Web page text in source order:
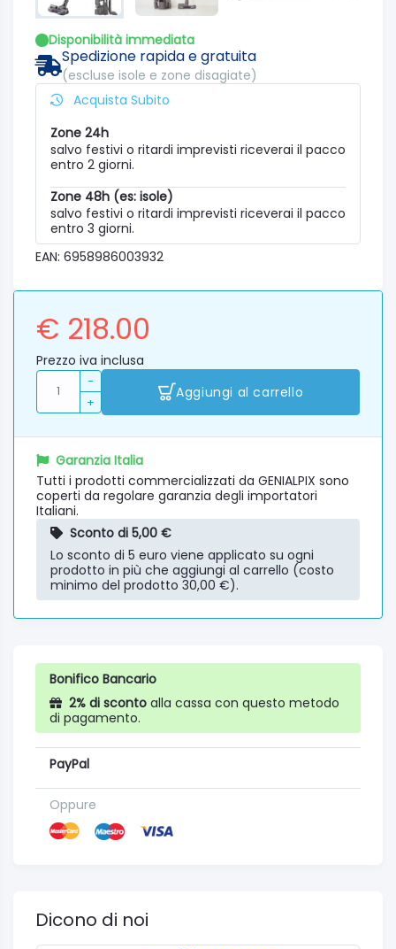
Disponibilità immediata
Spedizione rapida e gratuita
(escluse isole e zone disagiate)
Acquista Subito
Zone 24h
salvo festivi o ritardi imprevisti riceverai il pacco
entro 2 giorni.
Zone 48h (es: isole)
salvo festivi o ritardi imprevisti riceverai il pacco
entro 3 giorni.
EAN: 6958986003932
€ 218.00
Prezzo iva inclusa
-
+
Aggiungi al carrello
Garanzia Italia
Tutti i prodotti commercializzati da GENIALPIX sono
coperti da regolare garanzia degli importatori
Italiani.
Sconto di 5,00 €
Lo sconto di 5 euro viene applicato su ogni
prodotto in più che aggiungi al carrello (costo
minimo del prodotto 30,00 €).
Bonifico Bancario
2% di sconto alla cassa con questo metodo
di pagamento.
PayPal
Oppure
Dicono di noi